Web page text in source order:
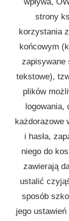
wpływa,
strony
korzystania
końcowym
zapisywane
tekstowe),
plików
każdorazowe
i hasła,
niego do
zawierają
ustalić
sposób
jego